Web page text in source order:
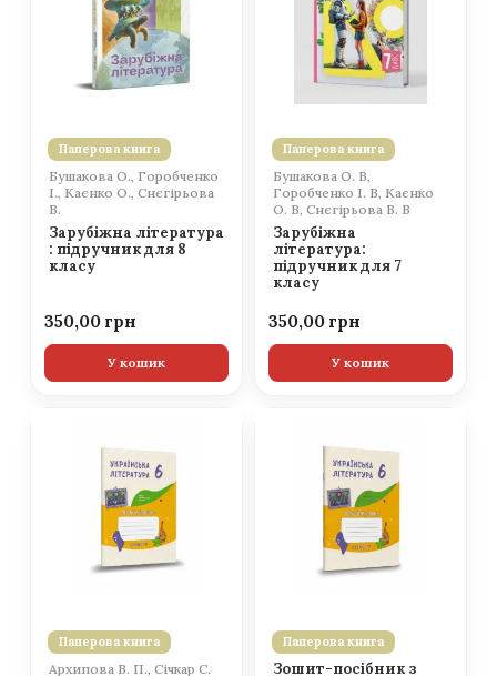
Паперова книга
Бушакова О., Горобченко
І., Каєнко О., Снєгірьова
В.
Зарубіжна література
: підручник для 8
класу
350,00
У кошик
Паперова книга
Бушакова О. В,
Горобченко І. В, Каєнко
О. В, Снєгірьова В. В
Зарубіжна
література:
підручник для 7
класу
350,00
У кошик
Паперова книга
Архипова В. П., Січкар С.
Паперова книга
Зошит-посібник з